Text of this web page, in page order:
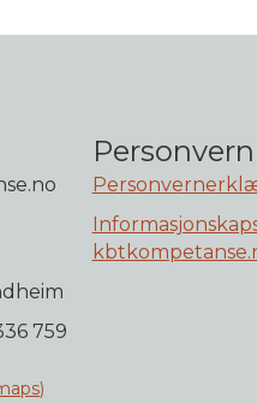
759
Personvern